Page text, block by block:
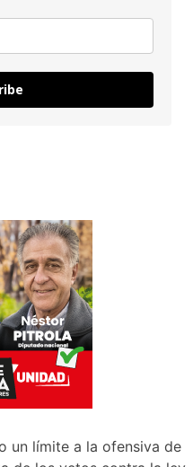
un límite a la ofensiva de